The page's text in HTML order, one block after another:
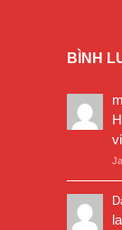
BÌNH